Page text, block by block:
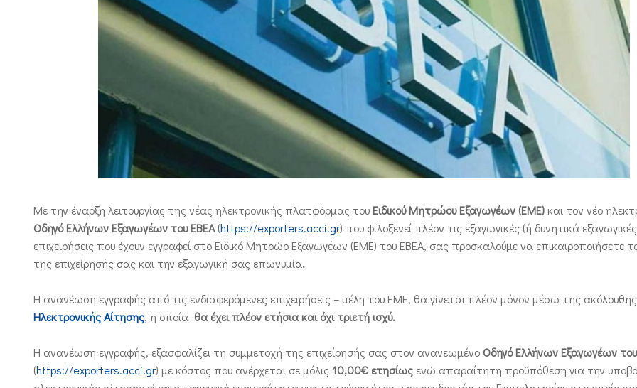
Με την έναρξη λειτουργίας της νέας ηλεκτρονικής πλατφόρμας του Ειδικού Μητρώου Εξαγωγέων (ΕΜΕ) και τον νέο
Οδηγό Ελλήνων Εξαγωγέων του ΕΒΕΑ(https://exporters.acci.gr) που φιλοξενεί πλέον τις εξαγωγικές (ή δυνητικά
επιχειρήσεις που έχουν εγγραφεί στο Ειδικό Μητρώο Εξαγωγέων (ΕΜΕ) του ΕΒΕΑ, σας προσκαλούμε να επικαιροποιήσετε
της επιχείρησής σας και την εξαγωγική σας επωνυμία.
Η ανανέωση εγγραφής από τις ενδιαφερόμενες επιχειρήσεις – μέλη του ΕΜΕ, θα γίνεται πλέον μόνον μέσω της ακόλουθης
Ηλεκτρονικής Αίτησης, η οποία θα έχει πλέον ετήσια και όχι τριετή ισχύ.
Η ανανέωση εγγραφής, εξασφαλίζει τη συμμετοχή της επιχείρησής σας στον ανανεωμένο Οδηγό Ελλήνων Εξαγωγέων
(https://exporters.acci.gr) με κόστος που ανέρχεται σε μόλις10,00€ ετησίως ενώ απαραίτητη προϋπόθεση για την